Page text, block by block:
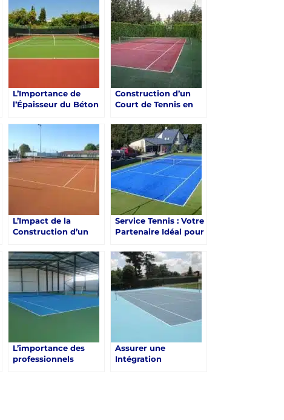
Béton Poreux à
Saint-Raphaël
Saint-Raphaël et Les
Meilleures Pratiques
L’Importance de
l’Épaisseur du Béton
Court tennis Béton
Raphaël
Construction d’un
Court de Tennis en
Saint-Raphaël et Un
Défi de Drainage
L’Impact de la
Construction d’un
Béton Poreux à
Saint-Raphaël
Service Tennis : Votre
Partenaire Idéal pour
Court de Tennis en
Béton Poreux à
Saint-Raphaël
L’importance des
professionnels
Assurer une
Intégration